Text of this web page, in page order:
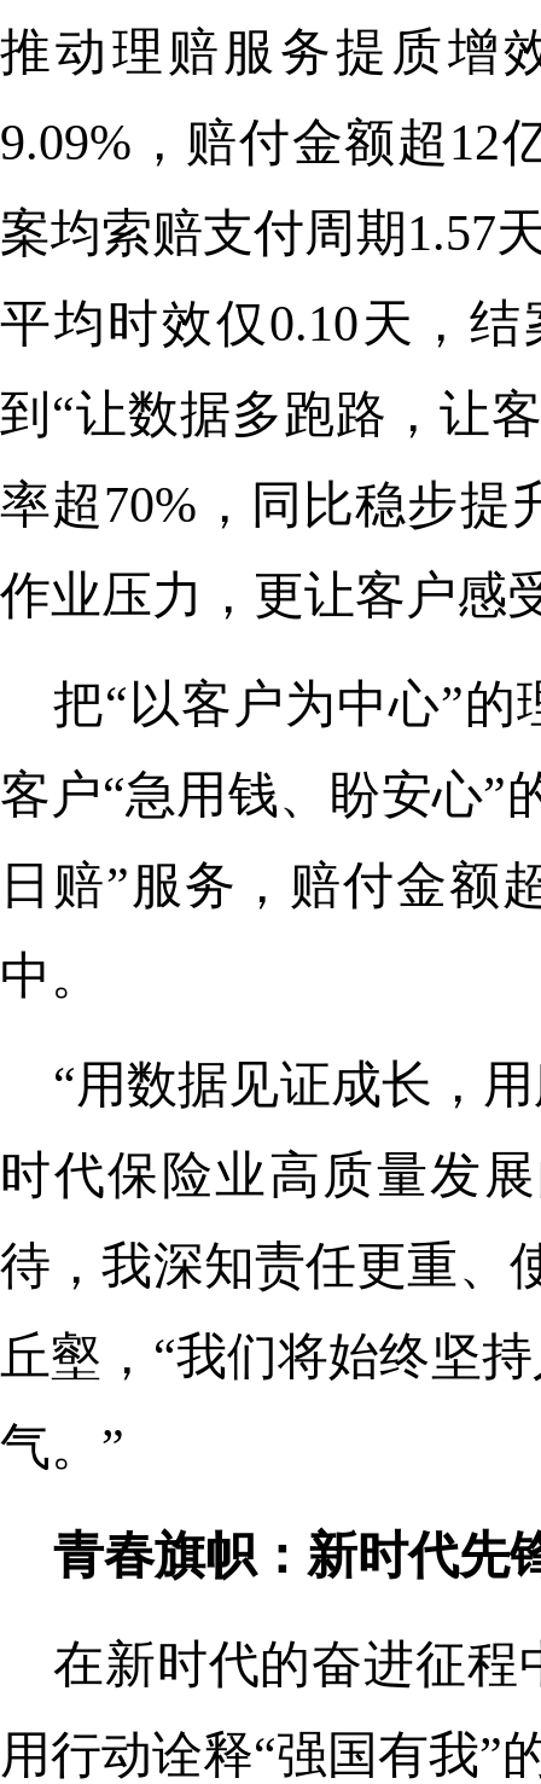
推动理赔服务提质增
9.09%，赔付金额超12
案均索赔支付周期1.57
平均时效仅0.10天，结
到“让数据多跑路，让
率超70%，同比稳步提
作业压力，更让客户感
把“以客户为中心”
客户“急用钱、盼安心”
日赔”服务，赔付金额
中。
“用数据见证成长，
时代保险业高质量发
待，我深知责任更重、
丘壑，“我们将始终坚
气。”
青春旗帜：新时代先
在新时代的奋进征程
用行动诠释“强国有我”